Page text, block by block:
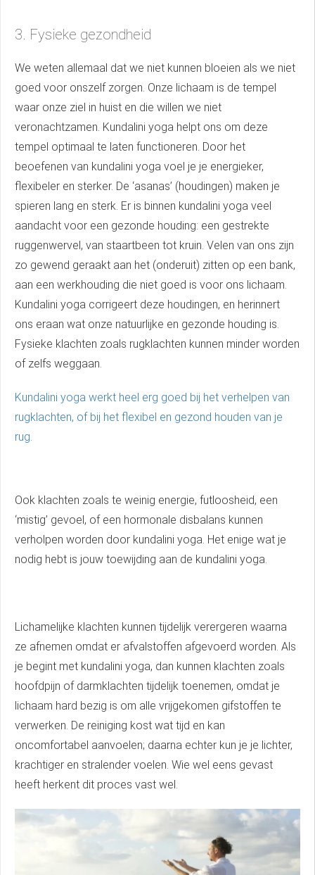
3. Fysieke gezondheid
We weten allemaal dat we niet kunnen bloeien als we niet
goed voor onszelf zorgen. Onze lichaam is de tempel
waar onze ziel in huist en die willen we niet
veronachtzamen. Kundalini yoga helpt ons om deze
tempel optimaal te laten functioneren. Door het
beoefenen van kundalini yoga voel je je energieker,
flexibeler en sterker. De ‘asanas’ (houdingen) maken je
spieren lang en sterk. Er is binnen kundalini yoga veel
aandacht voor een gezonde houding: een gestrekte
ruggenwervel, van staartbeen tot kruin. Velen van ons zijn
zo gewend geraakt aan het (onderuit) zitten op een bank,
aan een werkhouding die niet goed is voor ons lichaam.
Kundalini yoga corrigeert deze houdingen, en herinnert
ons eraan wat onze natuurlijke en gezonde houding is.
Fysieke klachten zoals rugklachten kunnen minder worden
of zelfs weggaan.
Kundalini yoga werkt heel erg goed bij het verhelpen van
rugklachten, of bij het flexibel en gezond houden van je
rug.
Ook klachten zoals te weinig energie, futloosheid, een
‘mistig’ gevoel, of een hormonale disbalans kunnen
verholpen worden door kundalini yoga. Het enige wat je
nodig hebt is jouw toewijding aan de kundalini yoga.
Lichamelijke klachten kunnen tijdelijk verergeren waarna
ze afnemen omdat er afvalstoffen afgevoerd worden. Als
je begint met kundalini yoga, dan kunnen klachten zoals
hoofdpijn of darmklachten tijdelijk toenemen, omdat je
lichaam hard bezig is om alle vrijgekomen gifstoffen te
verwerken. De reiniging kost wat tijd en kan
oncomfortabel aanvoelen; daarna echter kun je je lichter,
krachtiger en stralender voelen. Wie wel eens gevast
heeft herkent dit proces vast wel.